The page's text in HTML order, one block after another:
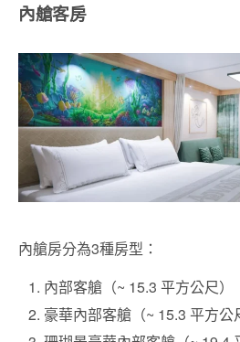
內艙客房
內艙房分為3種房型：
內部客艙（~ 15.3 平方公尺）
豪華內部客艙（~ 15.3 平方公